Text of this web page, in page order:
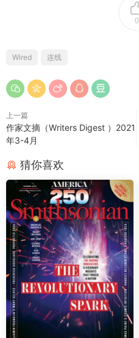
0
Wired 连线
上一篇
作家文摘（Writers Digest ）2021
年3-4月
猜你喜欢